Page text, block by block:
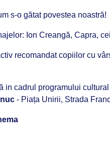
s-o gătat povestea noastră!
Ion Creangă, Capra,
recomandat copiilor cu
in cadrul programului cultural
- Piața Unirii, Strada